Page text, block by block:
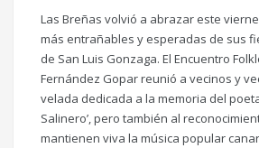
Las Breñas volvió a abrazar este
más entrañables y esperadas de sus
de San Luis Gonzaga. El Encuentro
Fernández Gopar reunió a vecinos y
velada dedicada a la memoria del
Salinero’, pero también al
mantienen viva la música popular